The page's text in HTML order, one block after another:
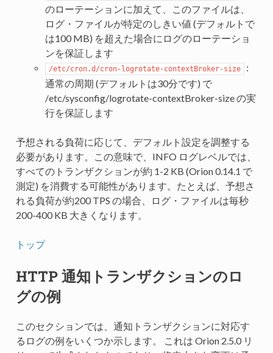
のローテーションに加えて、このファイルは、
ログ・ファイルが特定のしきい値 (デフォルトで
は100 MB) を超えた場合にログのローテーショ
ンを保証します
/etc/cron.d/cron-logrotate-contextBroker-size
:
通常の周期 (デフォルトは30分です) で
/etc/sysconfig/logrotate-contextBroker-size の実
行を保証します
予想される負荷に応じて、デフォルト設定を調整する
必要があります。この意味で、INFO ログレベルでは、
すべてのトランザクションが約 1-2 KB (Orion 0.14.1 で
測定) を消費する可能性があります。たとえば、予想さ
れる負荷が約200 TPS の場合、ログ・ファイルは毎秒
200-400 KB 大きくなります。
トップ
HTTP 通知トランザクションのロ
グの例
このセクションでは、通知トランザクションに対応す
るログの例をいくつか示します。 これは Orion 2.5.0 リ